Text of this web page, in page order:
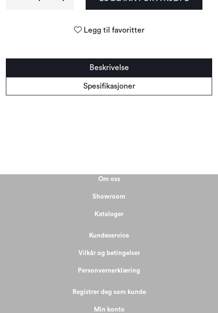
Legg til favoritter
Beskrivelse
Spesifikasjoner
Om oss
Showroom
Kataloger
Kundeservice
Vilkår og betingelser
Personvernerklæring
Registrer deg som kunde
Min konto